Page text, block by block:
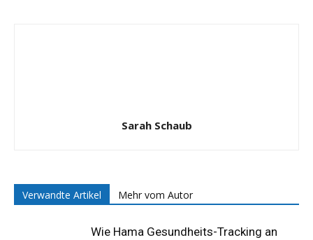
Sarah Schaub
Verwandte Artikel Mehr vom Autor
Wie Hama Gesundheits-Tracking an